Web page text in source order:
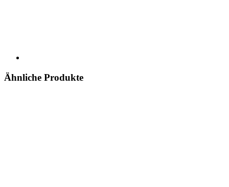
Ähnliche Produkte